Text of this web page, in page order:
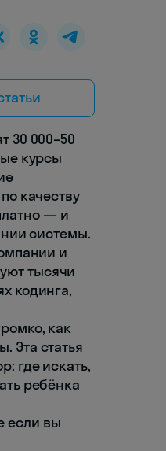
30 000–50
курсы
качеству
— и
системы.
и
тысячи
кодинга,
как
Эта статья
где искать,
ребёнка
если вы